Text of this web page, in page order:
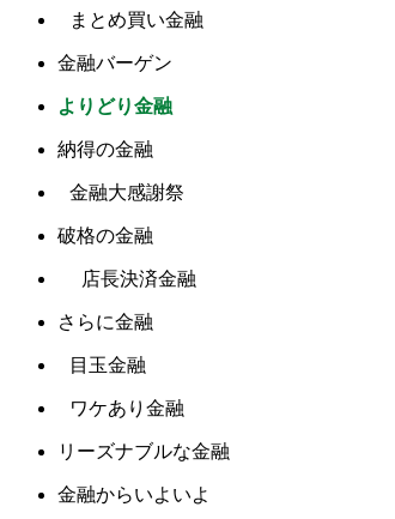
まとめ買い金融
金融バーゲン
よりどり金融
納得の金融
金融大感謝祭
破格の金融
店長決済金融
さらに金融
目玉金融
ワケあり金融
リーズナブルな金融
金融からいよいよ